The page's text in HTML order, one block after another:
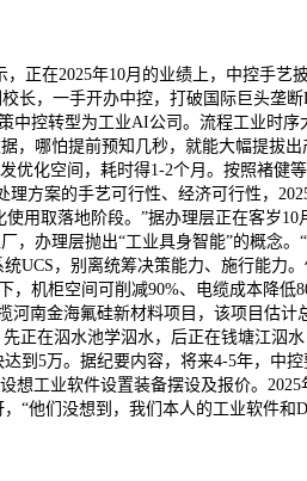
在2025年10月的业绩上，中控手艺披
，一手开办中控，打破国际巨头垄断
控转型为工业AI公司。流程工业时序
，哪怕提前预知几秒，就能大幅提拔
优化空间，耗时得1-2个月。按照褚健
方案的手艺可行性、经济可行性，
用取落地阶段。”据办理层正在客岁10
办理层抛出“工业具身智能”的概念。“
UCS，别离统筹决策能力、施行能力
，机柜空间可削减90%、电缆成本降低
河南金海氟硅新材料项目，该项目估计
正在泅水池学泅水，后正在钱塘江泅
到5万。据纪要内容，将来4-5年，中
工业软件设置装备摆设及报价。2025
“他们没想到，我们本人的工业软件和